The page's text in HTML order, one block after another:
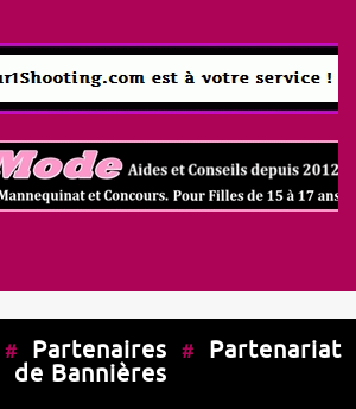
# Partenaires # Partenariat
de Bannières